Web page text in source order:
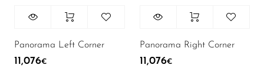
Panorama Left Corner
11,076€
Panorama Right Corner
11,076€